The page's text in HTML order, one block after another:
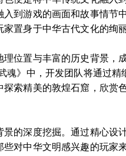
到游戏的画面和故事情
置身于中华古代文化的绚丽
位置与丰富的历史背景，
魂》中，开发团队将通过
索精美的敦煌石窟，欣
的深度挖掘。通过精心设
对中华文明感兴趣的玩